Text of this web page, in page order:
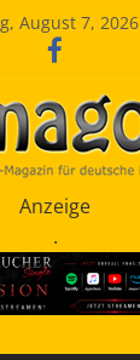
August 7, 2026
Anzeige
.